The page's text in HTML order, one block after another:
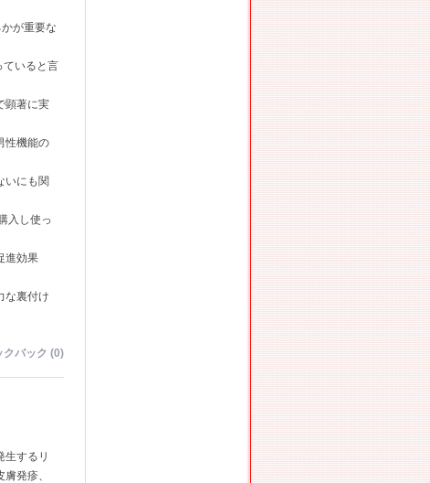
が重要な
ていると言
顕著に実
性機能の
いにも関
入し使っ
進効果
な裏付け
クバック (0)
生するリ
発疹、